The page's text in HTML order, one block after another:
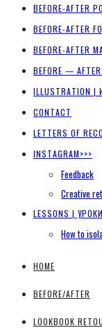
BEFORE-
BEFORE-
BEFORE-AFTER
BEFORE —
ILLUSTRATION
CONTACT
LETTERS OF
INSTAGRAM>>>
Feedback
Creative
LESSONS |
How to
HOME
BEFORE/AFTER
LOOKBOOK